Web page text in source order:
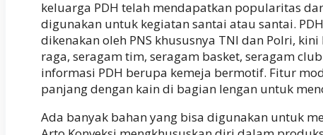
keluarga PDH telah mendapatkan popularitas
digunakan untuk kegiatan santai atau santai.
dikenakan oleh PNS khususnya TNI dan Polri,
raga, seragam tim, seragam basket, seragam
informasi PDH berupa kemeja bermotif. Fitur
panjang dengan kain di bagian lengan untuk
Ada banyak bahan yang bisa digunakan untuk